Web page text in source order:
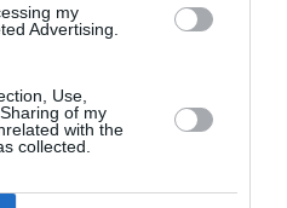
my
Advertising.
Use,
of my
with the
collected.